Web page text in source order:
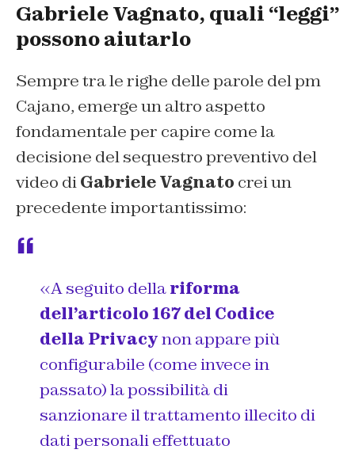
Gabriele Vagnato, quali “leggi”
possono aiutarlo
Sempre tra le righe delle parole del pm
Cajano, emerge un altro aspetto
fondamentale per capire come la
decisione del sequestro preventivo del
video diGabriele Vagnato crei un
precedente importantissimo:
«A seguito dellariforma
dell’articolo 167 del Codice
della Privacynon appare più
configurabile (come invece in
passato) la possibilità di
sanzionare il trattamento illecito di
dati personali effettuato